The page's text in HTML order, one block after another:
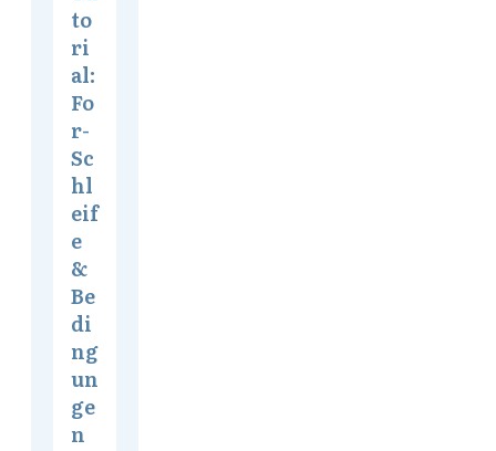
to
ri
al:
Fo
r-
Sc
hl
eif
e
&
Be
di
ng
un
ge
n